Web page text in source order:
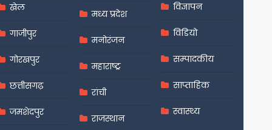
खेल
गाजीपुर
गोरखपुर
छत्तीसगढ़
जमशेदपुर
मध्य प्रदेश
मनोरंजन
महाराष्ट्र
रांची
राजस्थान
विज्ञापन
विडियो
सम्पादकीय
साप्ताहिक
स्वास्थ्य